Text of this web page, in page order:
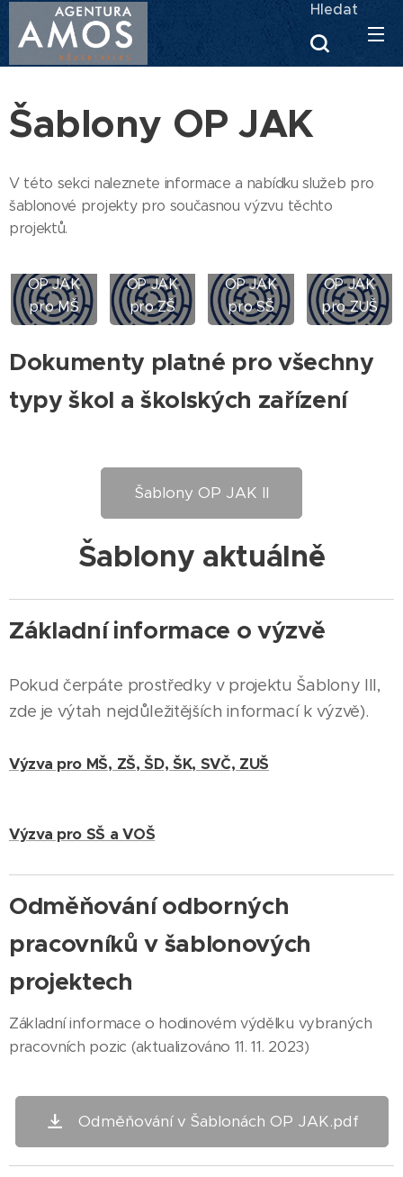
Hledat
Šablony OP JAK
V této sekci naleznete informace a nabídku služeb pro
šablonové projekty pro současnou výzvu těchto
projektů.
OP JAK
pro MŠ
OP JAK
pro ZŠ
OP JAK
pro SŠ
OP JAK
pro ZUŠ
Dokumenty platné pro všechny
typy škol a školských zařízení
Šablony OP JAK II
Šablony aktuálně
Základní informace o výzvě
Pokud čerpáte prostředky v projektu Šablony III,
zde je výtah nejdůležitějších informací k výzvě).
Výzva pro MŠ, ZŠ, ŠD, ŠK, SVČ, ZUŠ
Výzva pro SŠ a VOŠ
Odměňování odborných
pracovníků v šablonových
projektech
Základní informace o hodinovém výdělku vybraných
pracovních pozic (aktualizováno 11. 11. 2023)
Odměňování v Šablonách OP JAK.pdf